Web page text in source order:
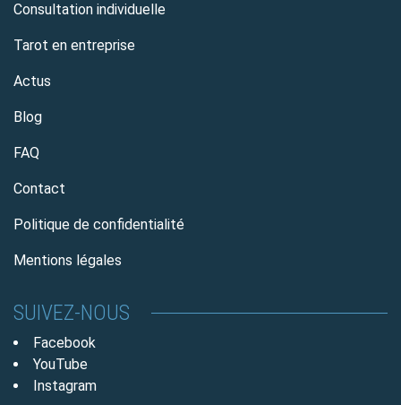
Consultation individuelle
Tarot en entreprise
Actus
Blog
FAQ
Contact
Politique de confidentialité
Mentions légales
SUIVEZ-NOUS
Facebook
YouTube
Instagram